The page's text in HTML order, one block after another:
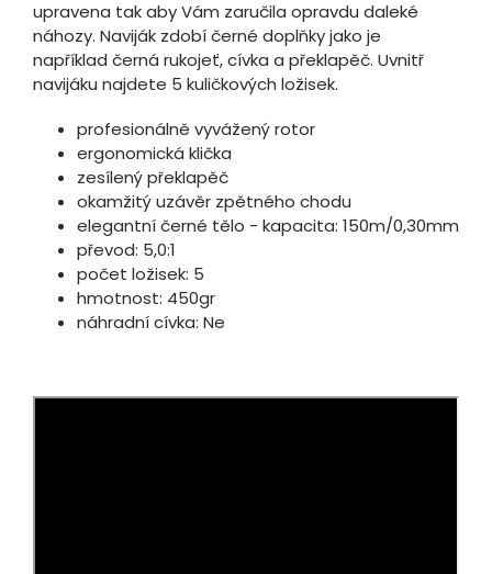
upravena tak aby Vám zaručila opravdu daleké
náhozy. Naviják zdobí černé doplňky jako je
například černá rukojeť, cívka a překlapěč. Uvnitř
navijáku najdete 5 kuličkových ložisek.
profesionálně vyvážený rotor
ergonomická klička
zesílený překlapěč
okamžitý uzávěr zpětného chodu
elegantní černé tělo - kapacita: 150m/0,30mm
převod: 5,0:1
počet ložisek: 5
hmotnost: 450gr
náhradní cívka: Ne